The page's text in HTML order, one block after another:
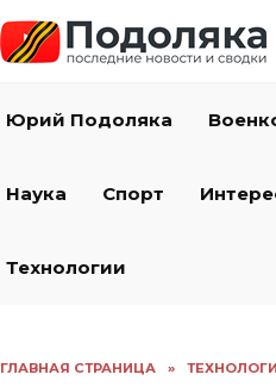
Юрий Подоляка
Наука Спорт
Технологии
ГЛАВНАЯ СТРАНИЦА »